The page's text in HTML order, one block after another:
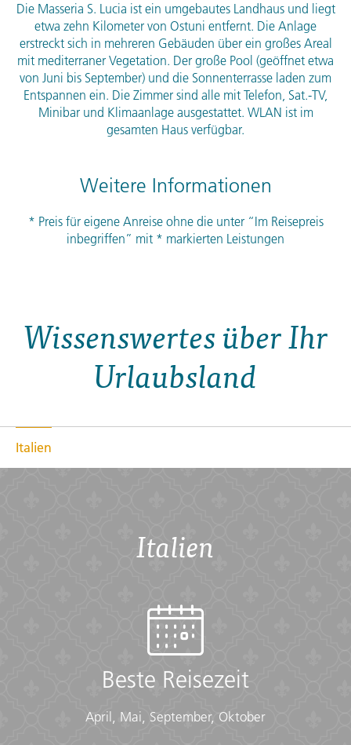
Die Masseria S. Lucia ist ein umgebautes Landhaus und liegt
etwa zehn Kilometer von Ostuni entfernt. Die Anlage
erstreckt sich in mehreren Gebäuden über ein großes Areal
mit mediterraner Vegetation. Der große Pool (geöffnet etwa
von Juni bis September) und die Sonnenterrasse laden zum
Entspannen ein. Die Zimmer sind alle mit Telefon, Sat.-TV,
Minibar und Klimaanlage ausgestattet. WLAN ist im
gesamten Haus verfügbar.
Weitere Informationen
* Preis für eigene Anreise ohne die unter “Im Reisepreis
inbegriffen” mit * markierten Leistungen
Wissenswertes über Ihr
Urlaubsland
Italien
Italien
Beste Reisezeit
April, Mai, September, Oktober